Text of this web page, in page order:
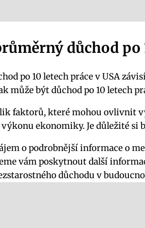
důchod po
po 10 letech práce v USA
může být důchod po 10 letech
faktorů, které mohou ovlivnit
výkonu ekonomiky. Je důležité
o podrobnější informace o
vám poskytnout další
důchodu v